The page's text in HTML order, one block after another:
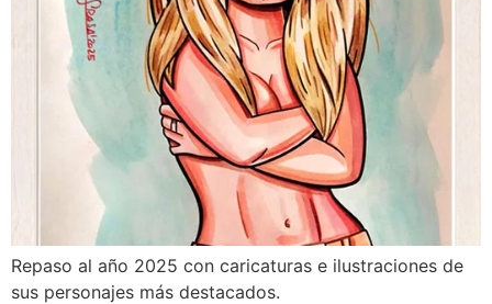
Repaso al año 2025 con caricaturas e ilustraciones de
sus personajes más destacados.